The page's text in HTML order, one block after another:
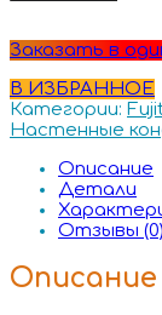
Заказать в
В ИЗБРАННОЕ
Категории:
Настенные
Описание
Детали
Отзывы (0)
Описание